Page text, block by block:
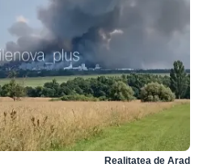
Realitatea de Arad